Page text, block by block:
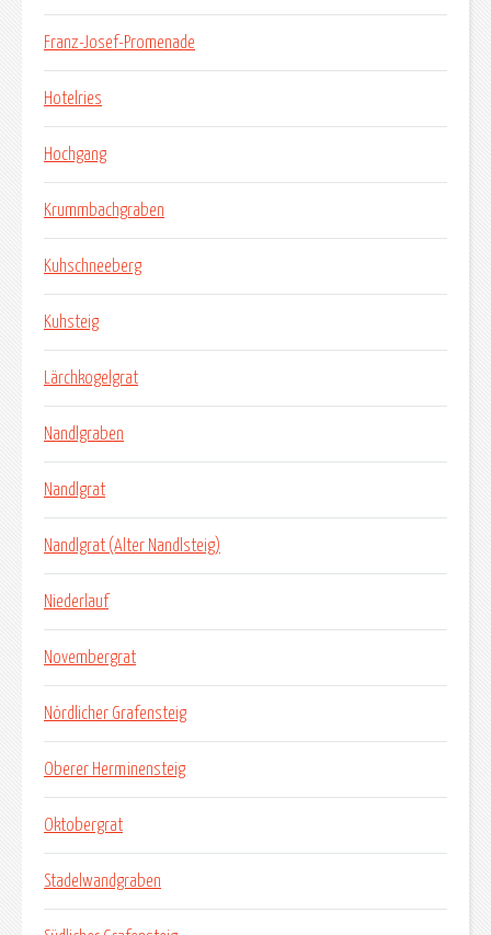
Franz-Josef-Promenade
Hotelries
Hochgang
Krummbachgraben
Kuhschneeberg
Kuhsteig
Lärchkogelgrat
Nandlgraben
Nandlgrat
Nandlgrat (Alter Nandlsteig)
Niederlauf
Novembergrat
Nördlicher Grafensteig
Oberer Herminensteig
Oktobergrat
Stadelwandgraben